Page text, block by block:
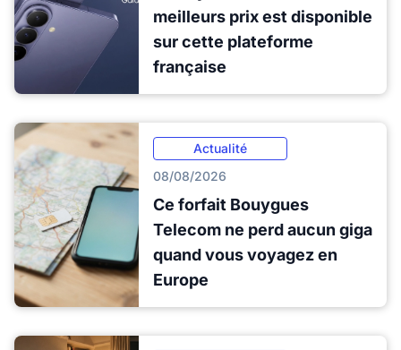
meilleurs prix est disponible
sur cette plateforme
française
Actualité
08/08/2026
Ce forfait Bouygues
Telecom ne perd aucun giga
quand vous voyagez en
Europe